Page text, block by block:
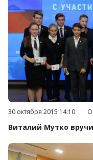
Дата публикации:
30 октября 2015 14:10
Виталий Мутко